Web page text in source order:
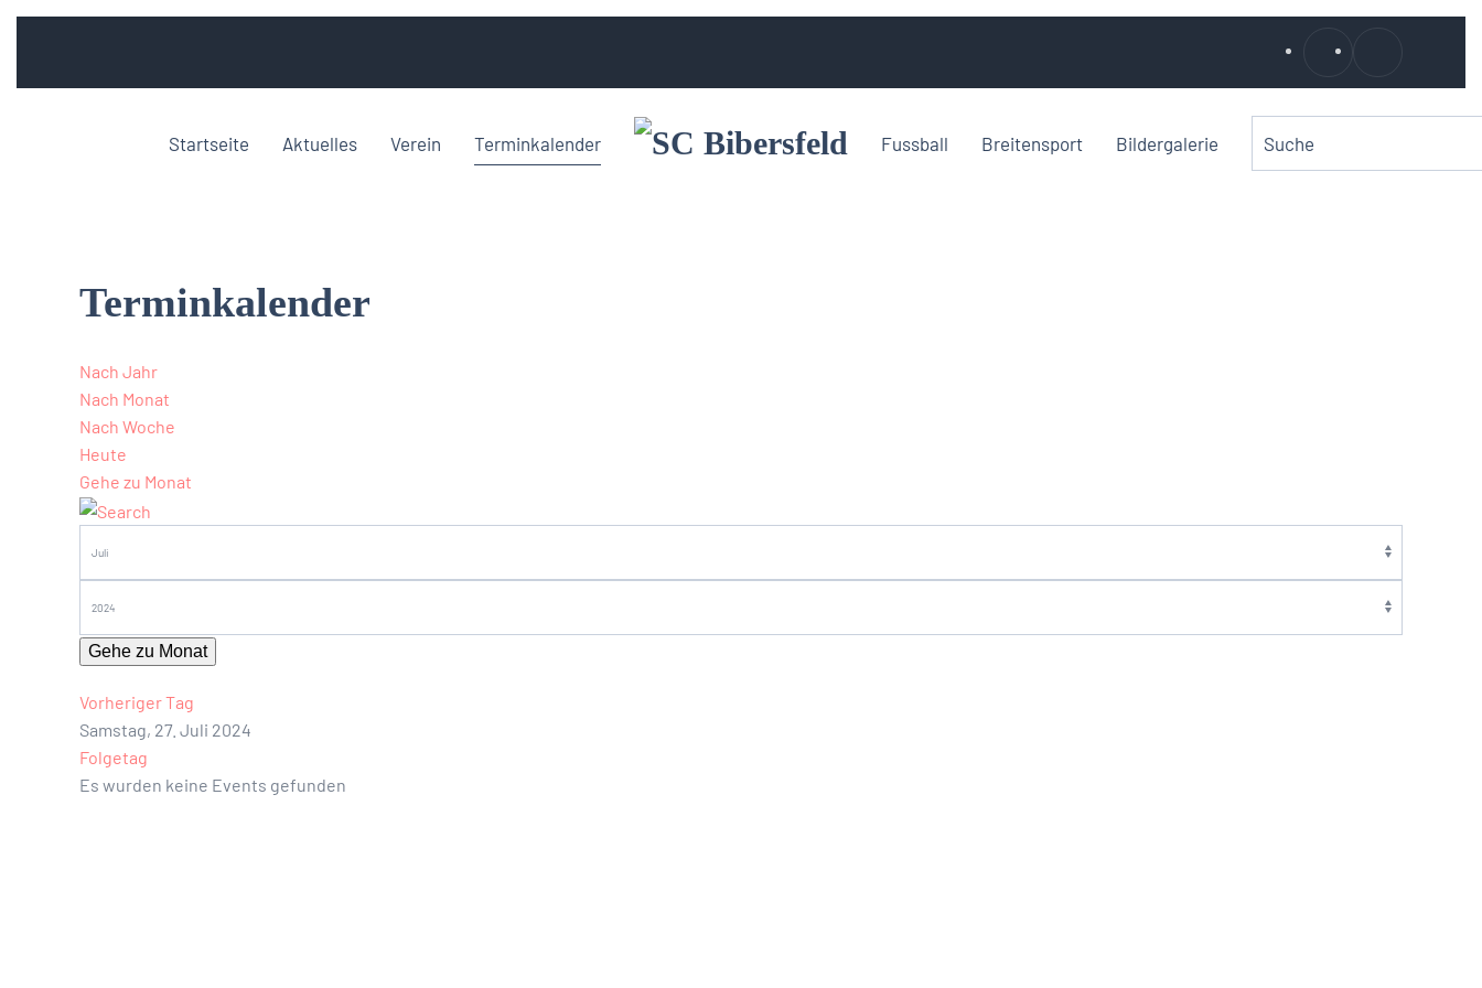
Startseite Aktuelles Verein Terminkalender Fussball Breitensport Bildergalerie
Terminkalender
Nach Jahr
Nach Monat
Nach Woche
Heute
Gehe zu Monat
Gehe zu Monat
Vorheriger Tag
Samstag, 27. Juli 2024
Folgetag
Es wurden keine Events gefunden